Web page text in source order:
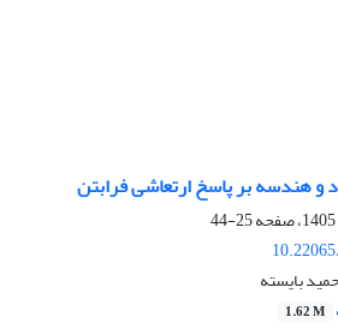
و هندسه بر پاسخ ارتعاشی فرابتن
25-44
بایسته
1.62 M